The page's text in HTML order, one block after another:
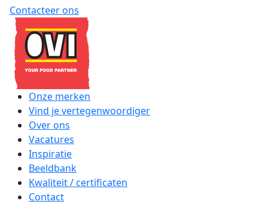
Contacteer ons
Onze merken
Vind je vertegenwoordiger
Over ons
Vacatures
Inspiratie
Beeldbank
Kwaliteit / certificaten
Contact